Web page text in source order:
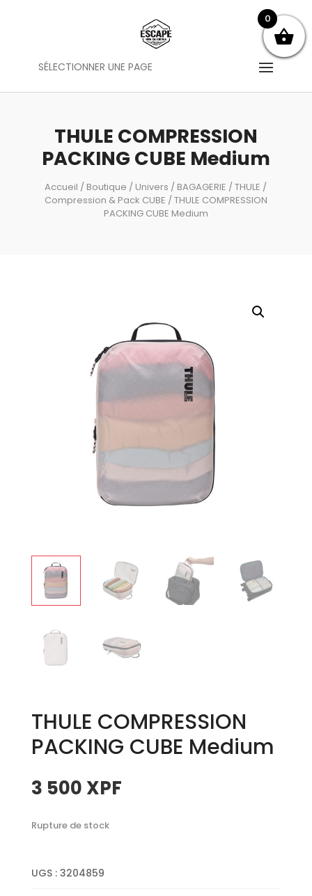
SÉLECTIONNER UNE PAGE
THULE COMPRESSION
PACKING CUBE Medium
Accueil / Boutique / Univers / BAGAGERIE /THULE /
Compression & Pack CUBE / THULE COMPRESSION
PACKING CUBE Medium
THULE COMPRESSION
PACKING CUBE Medium
3 500 XPF
Rupture de stock
UGS : 3204859
0